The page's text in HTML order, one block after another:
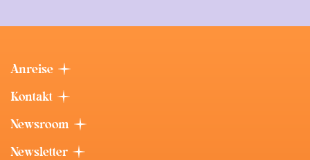
Anreise
Kontakt
Newsroom
Newsletter